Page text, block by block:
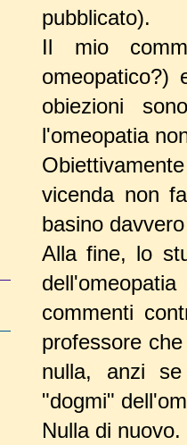
pubblicato).
Il mio
obiezioni
l'omeopatia
vicenda non
basino
Alla fine, lo
commenti
professore
nulla, anzi
"dogmi"
Nulla di nuovo.